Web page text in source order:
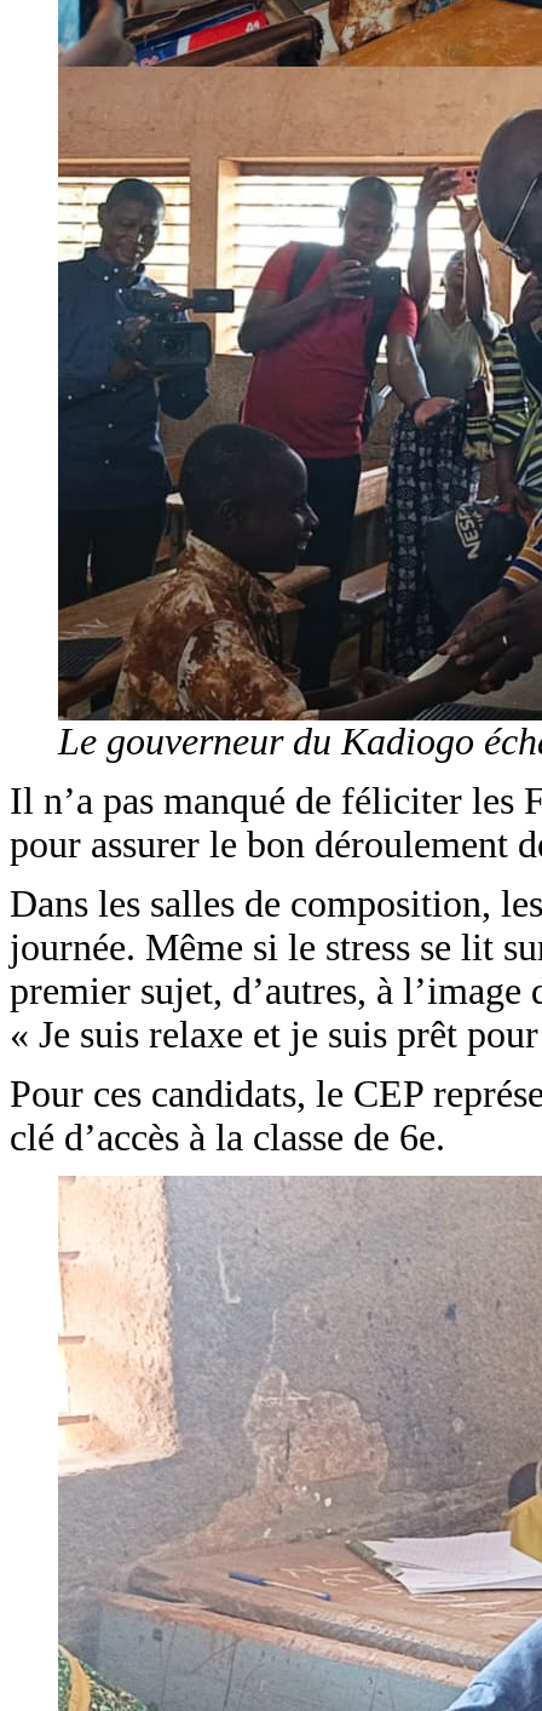
Le gouverneur du Kadiogo
Il n’a pas manqué de féliciter les
pour assurer le bon déroulement
Dans les salles de composition,
journée. Même si le stress se lit
premier sujet, d’autres, à
« Je suis relaxe et je suis prêt
Pour ces candidats, le CEP
clé d’accès à la classe de 6e.